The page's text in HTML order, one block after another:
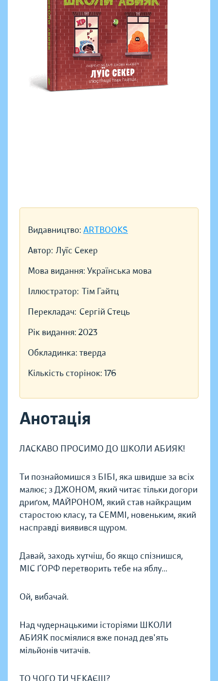
Видавництво: ARTBOOKS
Автор: Луїс Секер
Мова видання: Українська мова
Іллюстратор: Тім Гайтц
Перекладач: Сергій Стець
Рік видання: 2023
Обкладинка: тверда
Кількість сторінок: 176
Анотація
ЛАСКАВО ПРОСИМО ДО ШКОЛИ АБИЯК!
Ти познайомишся з БІБІ, яка швидше за всіх
малює; з ДЖОНОМ, який читає тільки догори
дриґом, МАЙРОНОМ, який став найкращим
старостою класу, та СЕММІ, новеньким, який
насправді виявився щуром.
Давай, заходь хутчіш, бо якщо спізнишся,
МІС ҐОРФ перетворить тебе на яблу...
Ой, вибачай.
Над чудернацькими історіями ШКОЛИ
АБИЯК посміялися вже понад дев'ять
мільйонів читачів.
ТО ЧОГО ТИ ЧЕКАЄШ?